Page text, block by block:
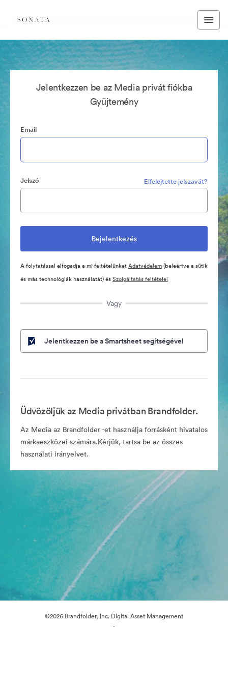
Jelentkezzen be az Media privát fiókba
Gyűjtemény
Email
Jelszó Elfelejtette jelszavát?
A folytatással elfogadja a mi feltételünketAdatvédelem(beleértve a sütik
és más technológiák használatát) ésSzolgáltatás feltételei
Vagy
Jelentkezzen be a Smartsheet segítségével
Üdvözöljük az Media privátban Brandfolder.
Az Media az Brandfolder -et használja forrásként hivatalos
márkaeszközei számára.Kérjük, tartsa be az összes
használati irányelvet.
©2026 Brandfolder, Inc. Digital Asset Management
·